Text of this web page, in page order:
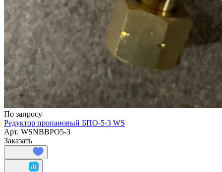
По запросу
Редуктор пропановый БПО-5-3 WS
Арт. WSNBBPO5-3
Заказать